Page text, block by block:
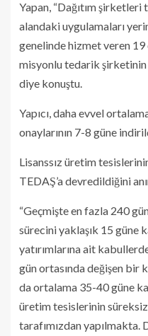
Yapan, “Dağıtım şirketleri
alandaki uygulamaları
genelinde hizmet veren
misyonlu tedarik şirketinin
diye konuştu.
Yapıcı, daha evvel
onaylarının 7-8 güne
Lisanssız üretim
TEDAŞ’a devredildiğini
“Geçmişte en fazla 240
sürecini yaklaşık 15 güne
yatırımlarına ait
gün ortasında değişen bir
da ortalama 35-40 güne
üretim tesislerinin
tarafımızdan yapılmakta.